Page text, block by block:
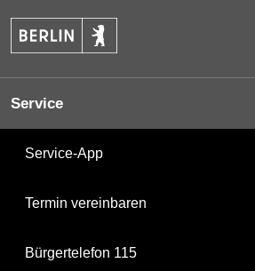
Service
Service-App
Termin vereinbaren
Bürgertelefon 115